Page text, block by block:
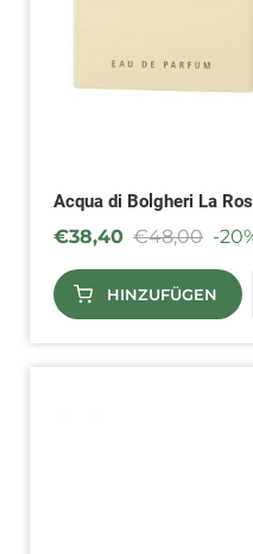
Acqua di Bolgheri La
€38,40 €48,00 -
HINZUFÜGEN